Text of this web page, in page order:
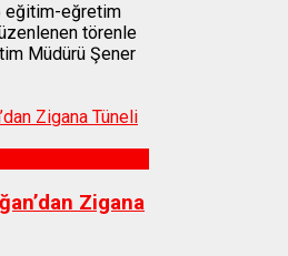
eğitim-eğretim
törenle
Müdürü Şener
Zigana